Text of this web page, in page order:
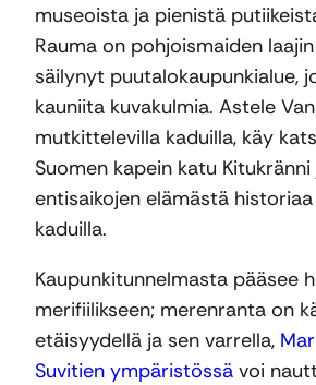
museoista ja pienistä
Rauma on pohjoismaiden
säilynyt puutalokaupunkialue,
kauniita kuvakulmia. Astele
mutkittelevilla kaduilla, käy
Suomen kapein katu
entisaikojen elämästä
kaduilla.
Kaupunkitunnelmasta pääsee
merifiilikseen; merenranta on
etäisyydellä ja sen varrella,
Suvitien ympäristössä voi